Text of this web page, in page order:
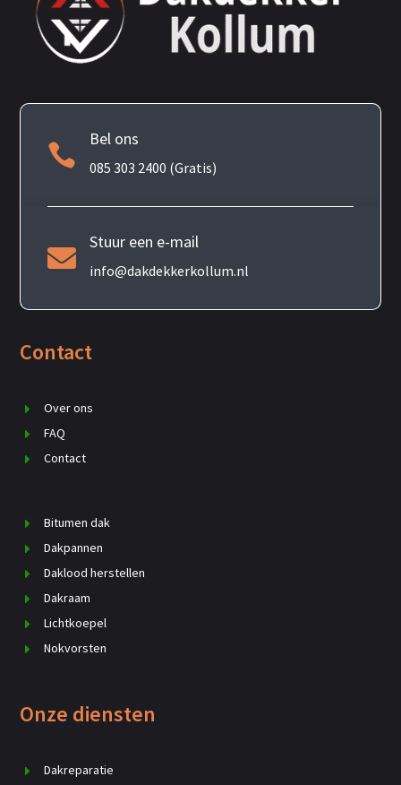

Bel ons
085 303 2400 (Gratis)

Stuur een e-mail
info@dakdekkerkollum.nl
Contact
Over ons
FAQ
Contact
Bitumen dak
Dakpannen
Daklood herstellen
Dakraam
Lichtkoepel
Nokvorsten
Onze diensten
Dakreparatie